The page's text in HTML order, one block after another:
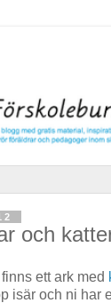
och
finns ett ark med
isär och ni har